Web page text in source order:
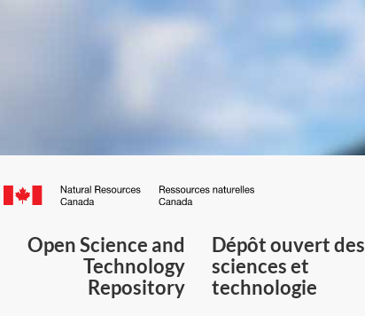
Canada.ca
du
Canada
Open Science and
Technology
Repository
Dépôt ouvert des
sciences et
technologie